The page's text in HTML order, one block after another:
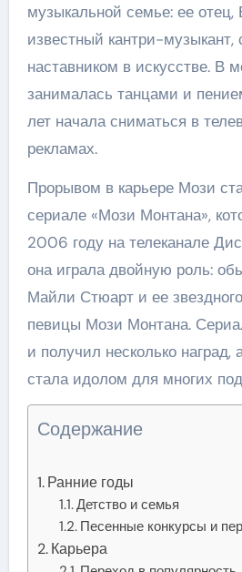
музыкальной семье: ее
известный кантри-музыкант,
наставником в искусстве. В
занималась танцами и
лет начала сниматься в
рекламах.
Прорывом в карьере Мози
сериале «Мози Монтана»,
2006 году на телеканале
она играла двойную роль:
Майли Стюарт и ее
певицы Мози Монтана.
и получил несколько
стала идолом для многих
Содержание
Ранние годы
Детство и семья
Песенные конкурсы и
Карьера